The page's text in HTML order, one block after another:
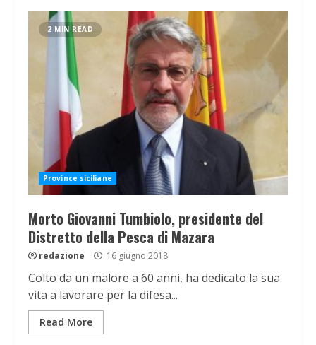
2 MIN READ
Province siciliane
Morto Giovanni Tumbiolo, presidente del
Distretto della Pesca di Mazara
redazione 16 giugno 2018
Colto da un malore a 60 anni, ha dedicato la sua
vita a lavorare per la difesa...
Read More